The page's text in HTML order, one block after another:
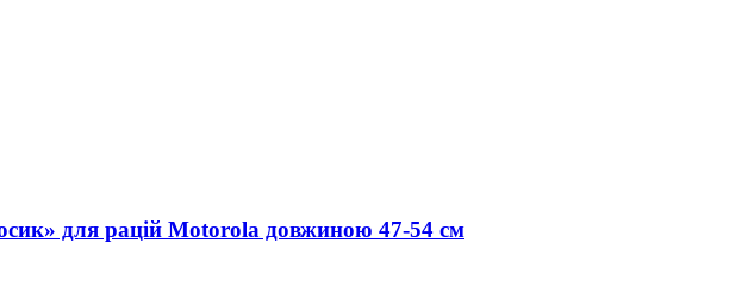
для рацій Motorola довжиною 47-54 см